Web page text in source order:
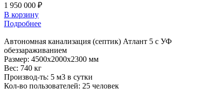
1 950 000 ₽
В корзину
Подробнее
Автономная канализация (септик) Атлант 5 с УФ
обеззараживанием
Размер: 4500x2000x2300 мм
Вес: 740 кг
Производ-ть: 5 м3 в сутки
Кол-во пользователей: 25 человек